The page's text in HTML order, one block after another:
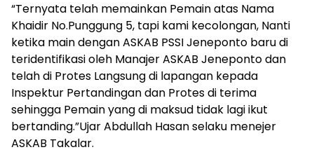
“Ternyata telah memainkan Pemain atas Nama
Khaidir No.Punggung 5, tapi kami kecolongan, Nanti
ketika main dengan ASKAB PSSI Jeneponto baru di
teridentifikasi oleh Manajer ASKAB Jeneponto dan
telah di Protes Langsung di lapangan kepada
Inspektur Pertandingan dan Protes di terima
sehingga Pemain yang di maksud tidak lagi ikut
bertanding.”Ujar Abdullah Hasan selaku menejer
ASKAB Takalar.